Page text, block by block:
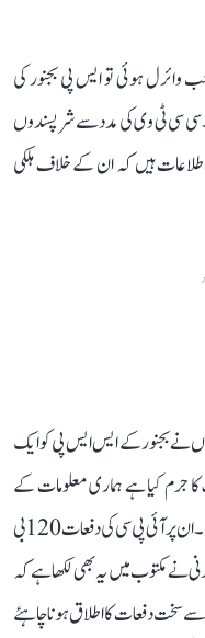
ہوئی تو ایس پی بجنور کی
سی سی ٹی وی کی مدد سے شرپسندوں
اطلاعات ہیں کہ ان کے خلاف ہلکی
نے بجنور کے ایس ایس پی کو ایک
جرم کیا ہے ہماری معلومات کے
مطابق ان کے خلاف لگائی گئی دفعات سخت نہیں ہے۔ ان پر آئی پی سی کی دفعات 120بی
نے مکتوب میں یہ بھی لکھا ہے کہ
سخت دفعات کا اطلاق ہونا چاہئے